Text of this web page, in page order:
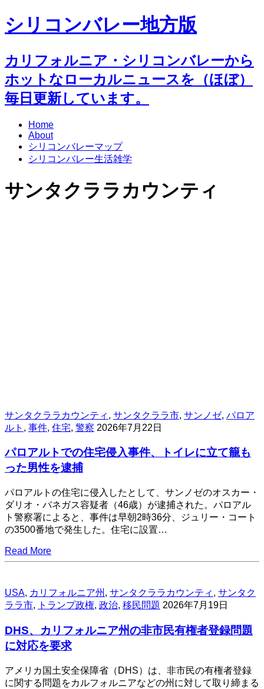
シリコンバレー地方版
カリフォルニア・シリコンバレーから
ホットなローカルニュースを（ほぼ）
毎日更新しています。
Home
About
シリコンバレーマップ
シリコンバレー生活雑学
サンタクララカウンティ
サンタクララカウンティ , サンタクララ市, サンノゼ, パロア
ルト , 事件, 住宅, 警察 2026年7月22日
パロアルトでの住宅侵入事件、トイレに立て籠も
った男性を逮捕
パロアルトの住宅に侵入したとして、サンノゼのオスカー・
ダリオ・バネガス容疑者（46歳）が逮捕された。パロアル
ト警察署によると、事件は早朝2時36分、ジュリー・コート
の3500番地で発生した。住宅に設置…
Read More
USA, カリフォルニア州 , サンタクララカウンティ , サンタク
ララ市, トランプ政権, 政治, 移民問題 2026年7月19日
DHS、カリフォルニア州の非市民有権者登録問題
に対応を要求
アメリカ国土安全保障省（DHS）は、非市民の有権者登録
に関する問題をカルフォルニアなどの州に対して取り締まる